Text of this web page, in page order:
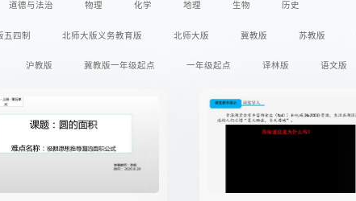
道德与法治 物理 化学 地理 生物 历史
五四制 北师大版义务教育版 北师大版 冀教版 苏教版
沪教版 冀教版一年级起点 一年级起点 译林版 语文版
冀人版义务教育版
星球地图出版社 华师大版 上海科学技术出版社
科学出版社 广东教育出版社